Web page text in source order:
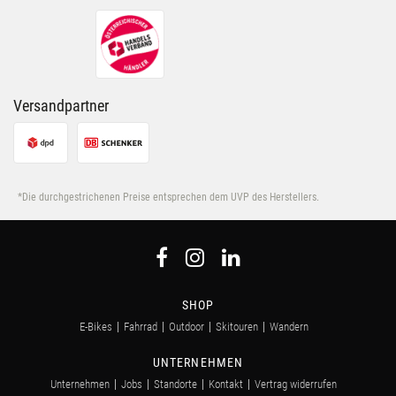
Nutzung der Dienste gesammelt haben.
Versandpartner
*Die durchgestrichenen Preise entsprechen dem UVP des Herstellers.
SHOP
E-Bikes Fahrrad Outdoor Skitouren Wandern
UNTERNEHMEN
Unternehmen Jobs Standorte Kontakt Vertrag widerrufen